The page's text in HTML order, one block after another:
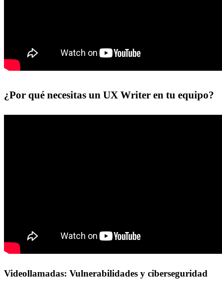
¿Por qué necesitas un UX Writer en tu equipo?
Videollamadas: Vulnerabilidades y ciberseguridad